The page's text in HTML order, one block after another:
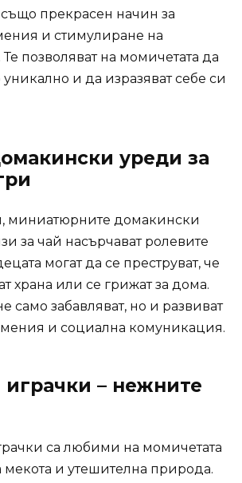
прекрасен начин за
и стимулиране на
Те позволяват на момичетата да
и да изразяват себе си
уреди за
миниатюрните домакински
за чай насърчават ролевите
могат да се преструват, че
храна или се грижат за дома.
само забавляват, но и развиват
и социална комуникация.
– нежните
са любими на момичетата
мекота и утешителна природа.